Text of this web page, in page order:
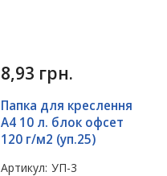
8,93 грн.
Папка для креслення
А4 10 л. блок офсет
120 г/м2 (уп.25)
Артикул: УП-3